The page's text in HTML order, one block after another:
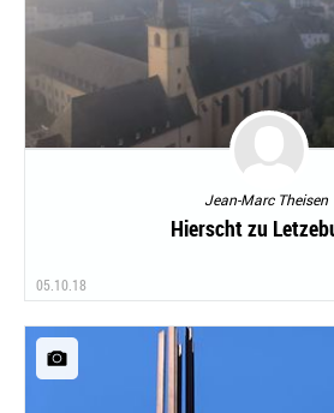
Jean-Marc Theisen
Hierscht zu
05.10.18